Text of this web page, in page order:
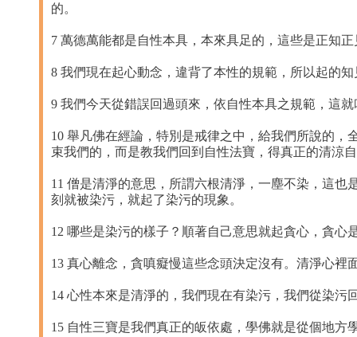
的。
7 萬德萬能都是自性本具，本來具足的，這些是正知
8 我們現在起心動念，違背了本性的規範，所以起的
9 我們今天從錯誤回過頭來，依自性本具之規範，這
10 舉凡佛在經論，特別是戒律之中，給我們所說的
束我們的，而是教我們回到自性法寶，得真正的清涼
11 僧是清淨的意思，所謂六根清淨，一塵不染，這
刻就被染污，就起了染污的現象。
12 哪些是染污的樣子？順著自己意思就起貪心，貪
13 真心離念，貪嗔癡慢這些念頭決定沒有。清淨心
14 心性本來是清淨的，我們現在有染污，我們從染
15 自性三寶是我們真正的皈依處，學佛就是從個地